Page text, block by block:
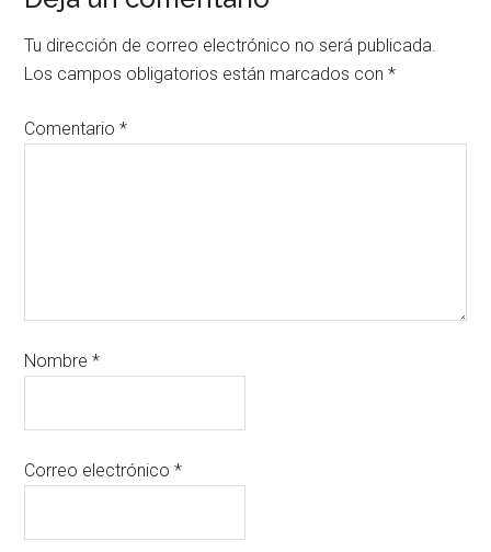
Tu dirección de correo electrónico no será publicada.
Los campos obligatorios están marcados con*
Comentario*
Nombre*
Correo electrónico*